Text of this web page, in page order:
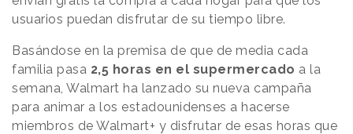
usuarios puedan disfrutar de su tiempo libre.
Basándose en la premisa de que de media cada
familia pasa 2,5 horas en el supermercado a la
semana, Walmart ha lanzado su nueva campaña
para animar a los estadounidenses a hacerse
miembros de Walmart+ y disfrutar de esas horas que